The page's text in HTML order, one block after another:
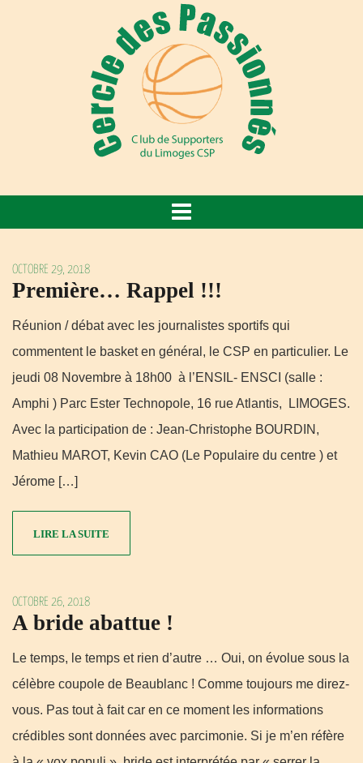
OCTOBRE 29, 2018
Première… Rappel !!!
Réunion / débat avec les journalistes sportifs qui
commentent le basket en général, le CSP en particulier. Le
jeudi 08 Novembre à 18h00 à l’ENSIL- ENSCI (salle :
Amphi ) Parc Ester Technopole, 16 rue Atlantis, LIMOGES.
Avec la participation de : Jean-Christophe BOURDIN,
Mathieu MAROT, Kevin CAO (Le Populaire du centre ) et
Jérome […]
LIRE LA SUITE
OCTOBRE 26, 2018
A bride abattue !
Le temps, le temps et rien d’autre … Oui, on évolue sous la
célèbre coupole de Beaublanc ! Comme toujours me direz-
vous. Pas tout à fait car en ce moment les informations
crédibles sont données avec parcimonie. Si je m’en réfère